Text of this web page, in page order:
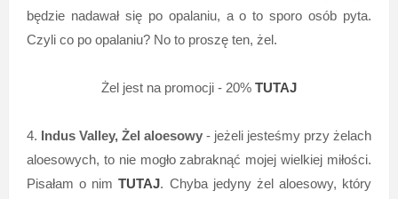
będzie nadawał się po opalaniu, a o to sporo osób pyta.
Czyli co po opalaniu? No to proszę ten, żel.
Żel jest na promocji - 20% TUTAJ
4. Indus Valley, Żel aloesowy - jeżeli jesteśmy przy żelach
aloesowych, to nie mogło zabraknąć mojej wielkiej miłości.
Pisałam o nimTUTAJ. Chyba jedyny żel aloesowy, który